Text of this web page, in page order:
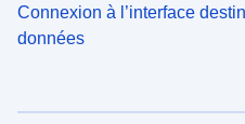
Connexion à l’interface
données